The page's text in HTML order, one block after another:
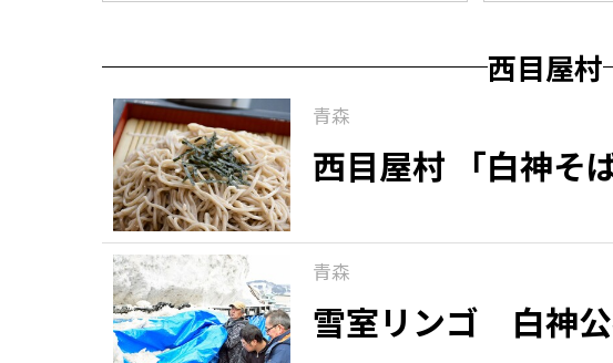
西目屋村
青森
西目屋村 「白神そ
青森
雪室リンゴ 白神